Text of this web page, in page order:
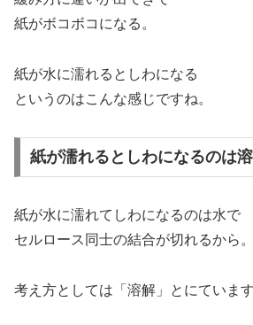
紙がボコボコになる。
紙が水に濡れるとしわになる
というのはこんな感じですね。
紙が濡れるとしわになるのは
紙が水に濡れてしわになるのは水で
セルロース同士の結合が切れるから。
考え方としては「溶解」とにています